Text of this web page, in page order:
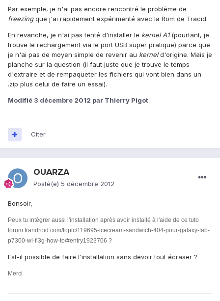
Par exemple, je n'ai pas encore rencontré le problème de
freezingque j'ai rapidement expérimenté avec la Rom de Tracid.
En revanche, je n'ai pas tenté d'installer le kernel A1(pourtant, je
trouve le rechargement via le port USB super pratique) parce que
je n'ai pas de moyen simple de revenir au kerneld'origine. Mais je
planche sur la question (il faut juste que je trouve le temps
d'extraire et de rempaqueter les fichiers qui vont bien dans un
.zip plus celui de faire un essai).
Modifié 3 décembre 2012 par Thierry Pigot
Citer
OUARZA
Posté(e) 5 décembre 2012
Bonsoir,
Peux tu intégrer aussi l'installation après avoir installé à l'aide de ce tuto
forum.frandroid.com/topic/119695-icecream-sandwich-404-pour-galaxy-tab-
p7300-wi-fi3g-how-to/#entry1923706 ?
Est-il possible de faire l'installation sans devoir tout écraser ?
Merci